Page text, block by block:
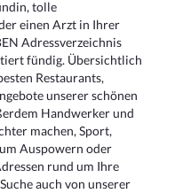
tolle
einen Arzt in Ihrer
Adressverzeichnis
fündig. Übersichtlich
Restaurants,
unserer schönen
Handwerker und
machen, Sport,
Auspowern oder
rund um Ihre
auch von unserer